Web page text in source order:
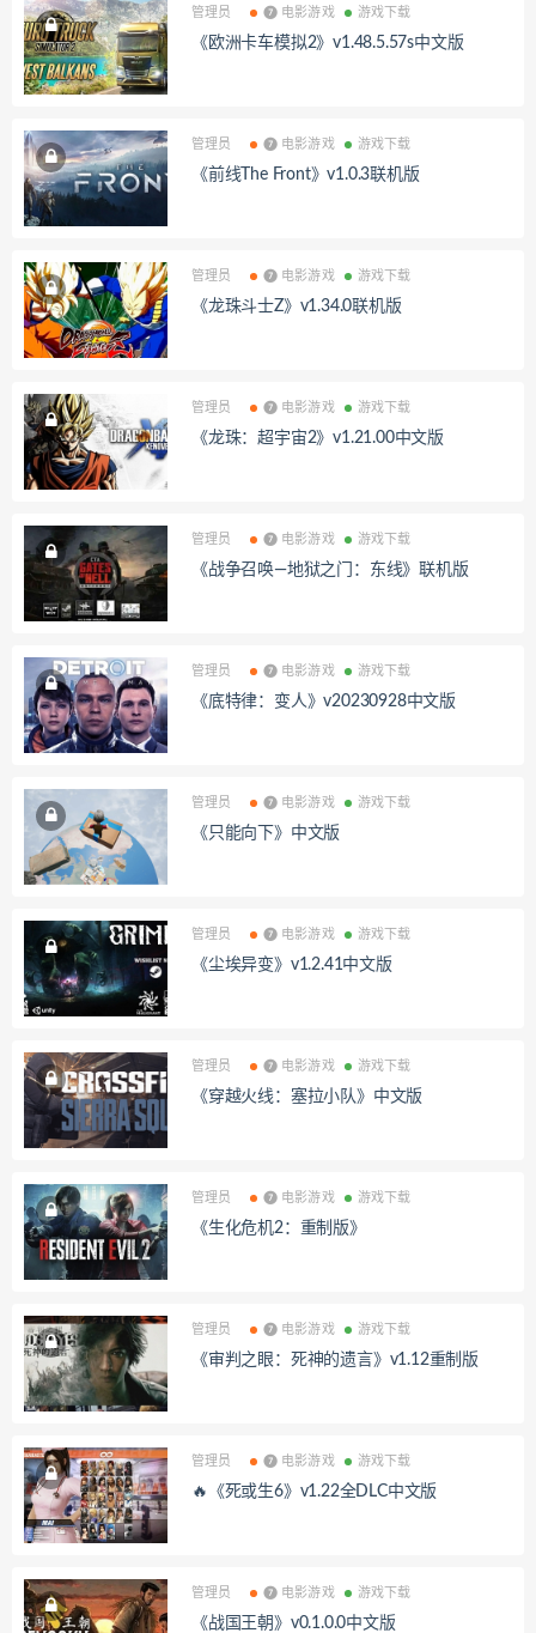
管理员 ❼ 电影游戏 游戏下载
《欧洲卡车模拟2》v1.48.5.57s中文版
管理员 ❼ 电影游戏 游戏下载
《前线The Front》v1.0.3联机版
管理员 ❼ 电影游戏 游戏下载
《龙珠斗士Z》v1.34.0联机版
管理员 ❼ 电影游戏 游戏下载
《龙珠：超宇宙2》v1.21.00中文版
管理员 ❼ 电影游戏 游戏下载
《战争召唤—地狱之门：东线》联机版
管理员 ❼ 电影游戏 游戏下载
《底特律：变人》v20230928中文版
管理员 ❼ 电影游戏 游戏下载
《只能向下》中文版
管理员 ❼ 电影游戏 游戏下载
《尘埃异变》v1.2.41中文版
管理员 ❼ 电影游戏 游戏下载
《穿越火线：塞拉小队》中文版
管理员 ❼ 电影游戏 游戏下载
《生化危机2：重制版》
管理员 ❼ 电影游戏 游戏下载
《审判之眼：死神的遗言》v1.12重制版
管理员 ❼ 电影游戏 游戏下载
🔥《死或生6》v1.22全DLC中文版
管理员 ❼ 电影游戏 游戏下载
《战国王朝》v0.1.0.0中文版